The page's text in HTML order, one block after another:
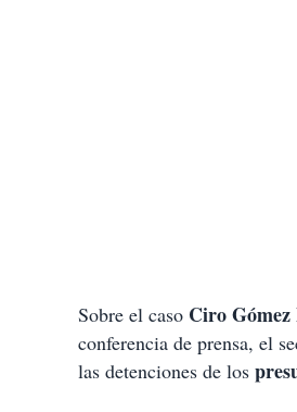
Sobre el caso Ciro Gómez
conferencia de prensa, el
las detenciones de los